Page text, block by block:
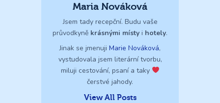
Maria Nováková
Jsem tady recepční. Budu vaše
průvodkyně krásnými místy i hotely.
Jinak se jmenuji Marie Nováková,
vystudovala jsem literární tvorbu,
miluji cestování, psaní a taky
čerstvé jahody.
View All Posts